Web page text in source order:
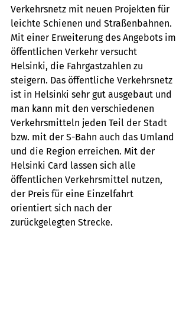
Verkehrsnetz mit neuen Projekten für
leichte Schienen und Straßenbahnen.
Mit einer Erweiterung des Angebots im
öffentlichen Verkehr versucht
Helsinki, die Fahrgastzahlen zu
steigern. Das öffentliche Verkehrsnetz
ist in Helsinki sehr gut ausgebaut und
man kann mit den verschiedenen
Verkehrsmitteln jeden Teil der Stadt
bzw. mit der S-Bahn auch das Umland
und die Region erreichen. Mit der
Helsinki Card lassen sich alle
öffentlichen Verkehrsmittel nutzen,
der Preis für eine Einzelfahrt
orientiert sich nach der
zurückgelegten Strecke.